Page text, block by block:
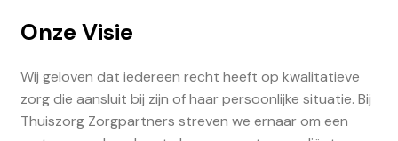
Onze Visie
Wij geloven dat iedereen recht heeft op kwalitatieve
zorg die aansluit bij zijn of haar persoonlijke situatie. Bij
Thuiszorg Zorgpartners streven we ernaar om een